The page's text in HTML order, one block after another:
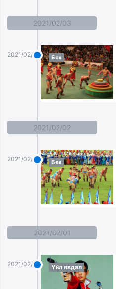
2021/02/03
2021/02/03 Бөх
2021/02/02
2021/02/02 Бөх
2021/02/01
2021/02/01 Үйл явдал